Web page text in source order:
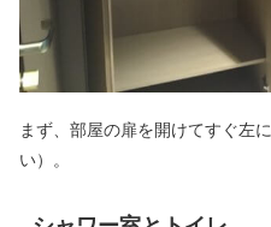
まず、部屋の扉を開けてすぐ左
い）。